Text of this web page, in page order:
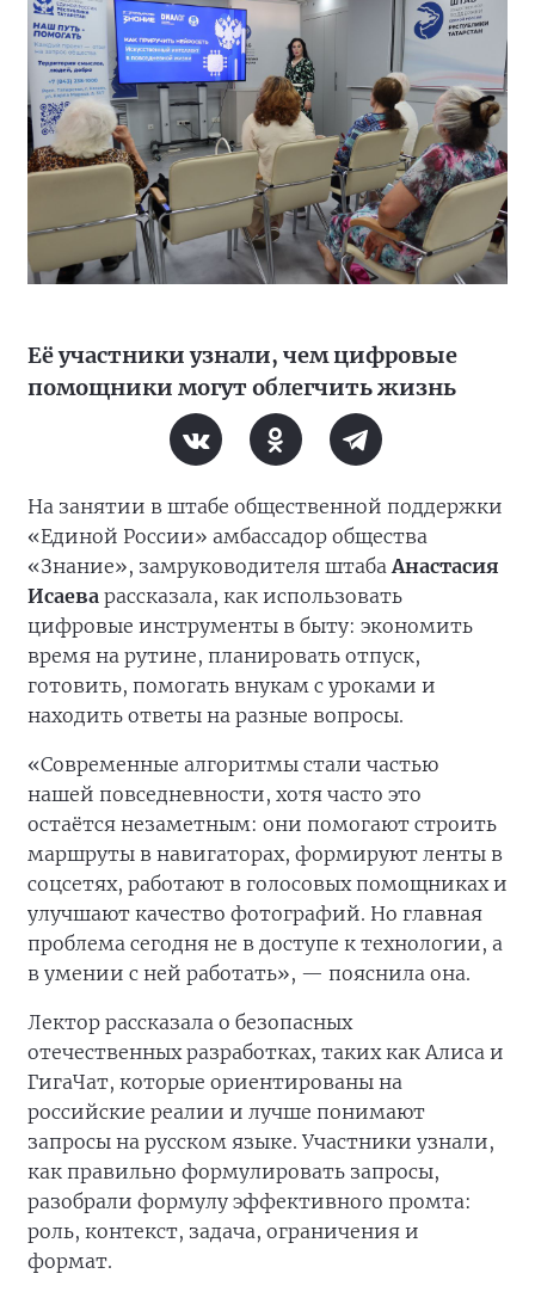
Её участники узнали, чем цифровые
помощники могут облегчить жизнь
На занятии в штабе общественной поддержки
«Единой России» амбассадор общества
«Знание», замруководителя штабаАнастасия
Исаева рассказала, как использовать
цифровые инструменты в быту: экономить
время на рутине, планировать отпуск,
готовить, помогать внукам с уроками и
находить ответы на разные вопросы.
«Современные алгоритмы стали частью
нашей повседневности, хотя часто это
остаётся незаметным: они помогают строить
маршруты в навигаторах, формируют ленты в
соцсетях, работают в голосовых помощниках и
улучшают качество фотографий. Но главная
проблема сегодня не в доступе к технологии, а
в умении с ней работать», — пояснила она.
Лектор рассказала о безопасных
отечественных разработках, таких как Алиса и
ГигаЧат, которые ориентированы на
российские реалии и лучше понимают
запросы на русском языке. Участники узнали,
как правильно формулировать запросы,
разобрали формулу эффективного промта:
роль, контекст, задача, ограничения и
формат.